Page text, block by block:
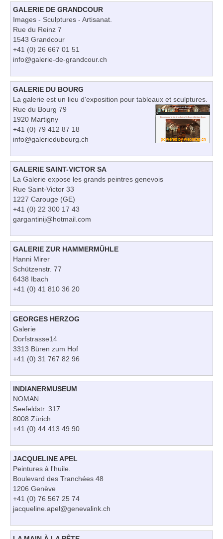
GALERIE DE GRANDCOUR
Images - Sculptures - Artisanat.
Rue du Reinz 7
1543 Grandcour
+41 (0) 26 667 01 51
info@galerie-de-grandcour.ch
GALERIE DU BOURG
La galerie est un lieu d'exposition pour tableaux et sculptures.
Rue du Bourg 79
1920 Martigny
+41 (0) 79 412 87 18
info@galeriedubourg.ch
GALERIE SAINT-VICTOR SA
La Galerie expose les grands peintres genevois
Rue Saint-Victor 33
1227 Carouge (GE)
+41 (0) 22 300 17 43
gargantinij@hotmail.com
GALERIE ZUR HAMMERMÜHLE
Hanni Mirer
Schützenstr. 77
6438 Ibach
+41 (0) 41 810 36 20
GEORGES HERZOG
Galerie
Dorfstrasse14
3313 Büren zum Hof
+41 (0) 31 767 82 96
INDIANERMUSEUM
NOMAN
Seefeldstr. 317
8008 Zürich
+41 (0) 44 413 49 90
JACQUELINE APEL
Peintures à l'huile.
Boulevard des Tranchées 48
1206 Genève
+41 (0) 76 567 25 74
jacqueline.apel@genevalink.ch